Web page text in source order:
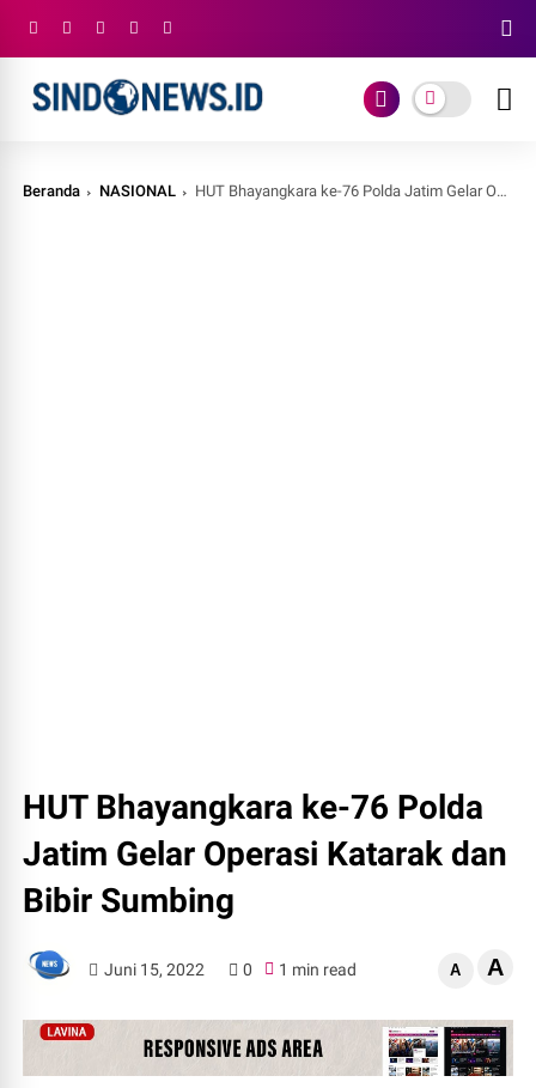
Beranda NASIONAL HUT Bhayangkara ke-76 Polda Jatim Gelar Operasi Katarak dan Bibir Sumbing
HUT Bhayangkara ke-76 Polda
Jatim Gelar Operasi Katarak dan
Bibir Sumbing
Juni 15, 2022 0 1 min read A A